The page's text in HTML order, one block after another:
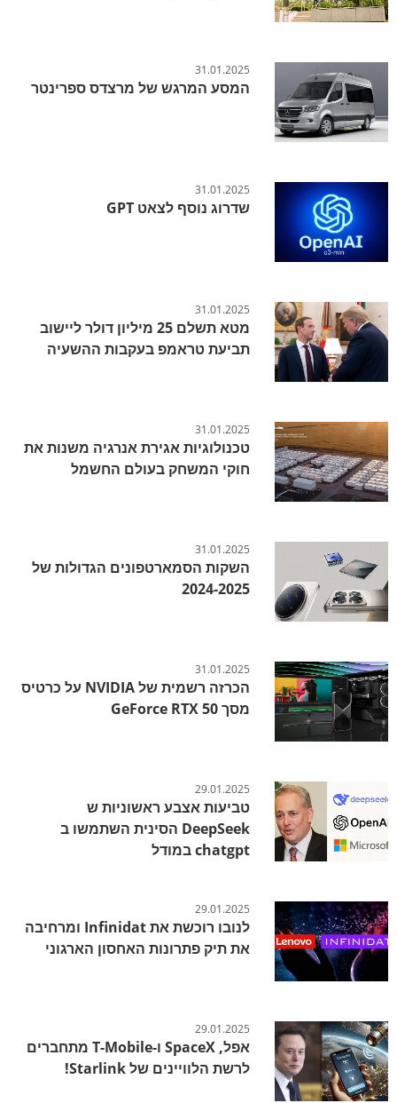
31.01.2025
המסע המרגש של מרצדס ספרינטר
31.01.2025
שדרוג נוסף לצאט GPT
31.01.2025
מטא תשלם 25 מיליון דולר ליישוב
תביעת טראמפ בעקבות ההשעיה
31.01.2025
טכנולוגיות אגירת אנרגיה משנות את
חוקי המשחק בעולם החשמל
31.01.2025
השקות הסמארטפונים הגדולות של
2024-2025
31.01.2025
הכרזה רשמית של NVIDIA על כרטיס
מסך GeForce RTX 50
29.01.2025
טביעות אצבע ראשוניות ש
DeepSeek הסינית השתמשו ב
chatgpt במודל
29.01.2025
לנובו רוכשת את Infinidat ומרחיבה
את תיק פתרונות האחסון הארגוני
29.01.2025
אפל, SpaceX ו-T-Mobile מתחברים
לרשת הלוויינים של Starlink!